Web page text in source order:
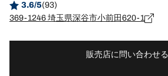
3.6/5(93)
369-1246 埼玉県深谷市小前田620-1
販売店に問い合わせる